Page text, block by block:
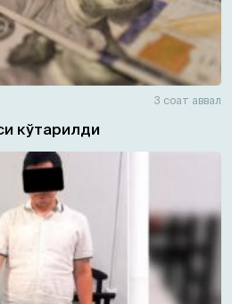
3 соат аввал
кўтарилди